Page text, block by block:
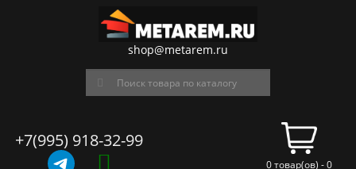
shop@metarem.ru
+7(995) 918-32-99
0 товар(ов) - 0